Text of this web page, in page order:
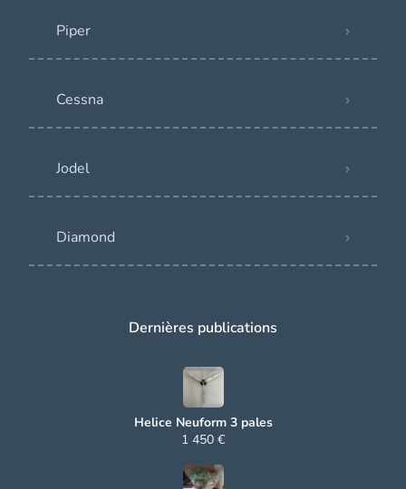
Piper
Cessna
Jodel
Diamond
Dernières publications
Helice Neuform 3 pales
1 450 €